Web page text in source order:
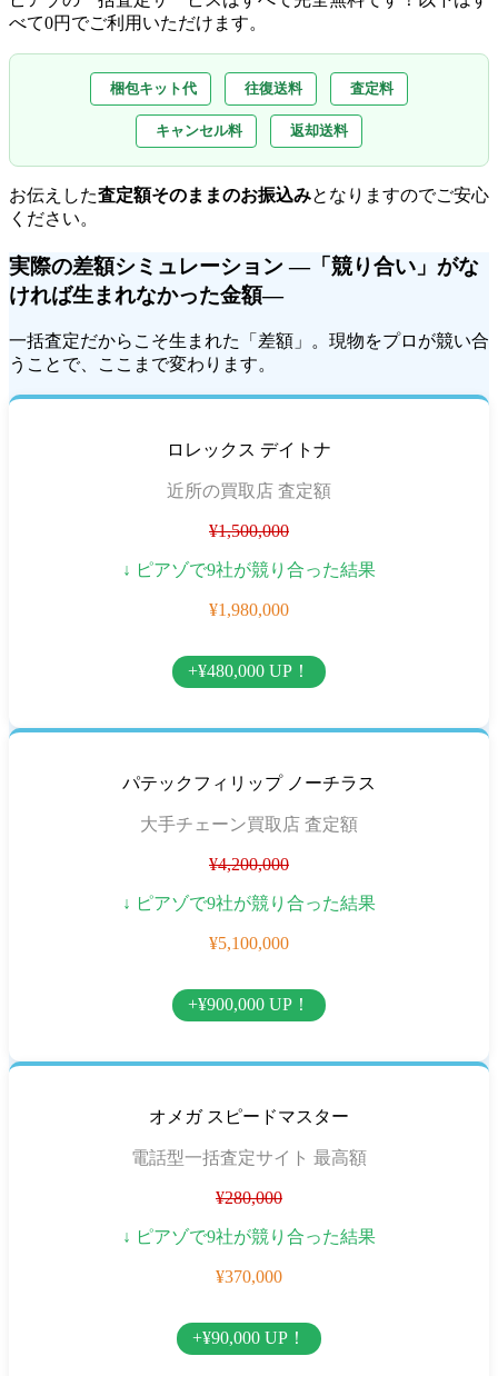
べて0円でご利用いただけます。
梱包キット代 往復送料 査定料
キャンセル料 返却送料
お伝えした査定額そのままのお振込みとなりますのでご安心
ください。
実際の差額シミュレーション ―「競り合い」がな
ければ生まれなかった金額―
一括査定だからこそ生まれた「差額」。現物をプロが競い合
うことで、ここまで変わります。
ロレックス デイトナ
近所の買取店 査定額
¥1,500,000
↓ ピアゾで9社が競り合った結果
¥1,980,000
+¥480,000 UP！
パテックフィリップ ノーチラス
大手チェーン買取店 査定額
¥4,200,000
↓ ピアゾで9社が競り合った結果
¥5,100,000
+¥900,000 UP！
オメガ スピードマスター
電話型一括査定サイト 最高額
¥280,000
↓ ピアゾで9社が競り合った結果
¥370,000
+¥90,000 UP！